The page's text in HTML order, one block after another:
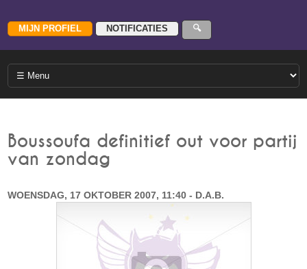
Boussoufa definitief out voor partij
van zondag
WOENSDAG, 17 OKTOBER 2007, 11:40 - D.A.B.